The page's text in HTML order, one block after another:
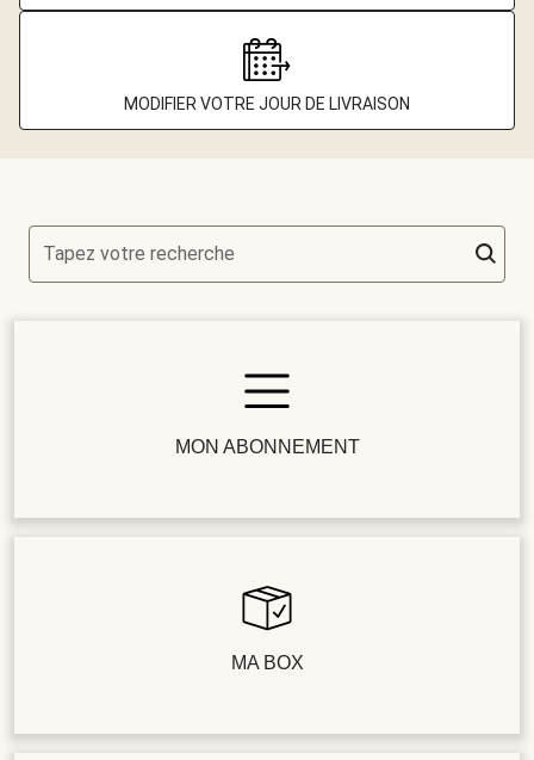
MODIFIER VOTRE JOUR DE LIVRAISON
Tapez votre recherche
MON ABONNEMENT
MA BOX